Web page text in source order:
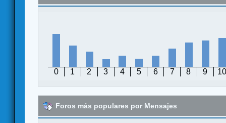
0 1 2 3 4 5 6 7 8 9 10
Foros más populares por Mensajes